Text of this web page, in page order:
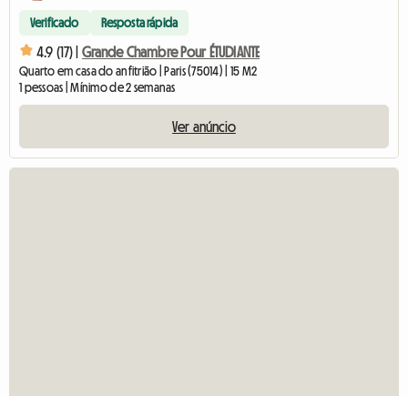
Verificado Resposta rápida
4.9 (17) | Grande Chambre Pour ÉTUDIANTE
Quarto em casa do anfitrião | Paris (75014) | 15 M2
1 pessoas | Mínimo de 2 semanas
Ver anúncio